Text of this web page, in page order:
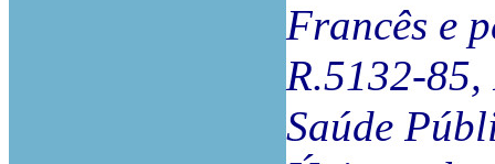
Francês e
R.5132-
Saúde